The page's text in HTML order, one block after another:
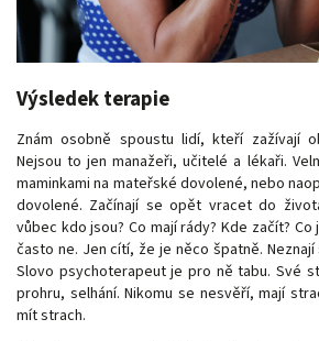
Výsledek terapie
Znám osobně spoustu lidí, kteří zažívají
Nejsou to jen manažeři, učitelé a lékaři.
maminkami na mateřské dovolené, nebo
dovolené. Začínají se opět vracet do
vůbec kdo jsou? Co mají rády? Kde začít? Co
často ne. Jen cítí, že je něco špatně.
Slovo psychoterapeut je pro ně tabu. Své
prohru, selhání. Nikomu se nesvěří, mají
mít strach.